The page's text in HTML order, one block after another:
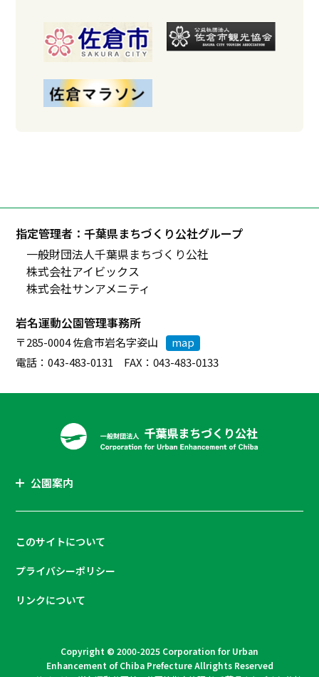
指定管理者：千葉県まちづくり公社グループ
一般財団法人千葉県まちづくり公社
株式会社アイビックス
株式会社サンアメニティ
岩名運動公園管理事務所
〒285-0004 佐倉市岩名字姿山
map
電話：043-483-0131 FAX：043-483-0133
公園案内
このサイトについて
プライバシーポリシー
リンクについて
Copyright © 2000-2025 Corporation for Urban
Enhancement of Chiba Prefecture Allrights Reserved